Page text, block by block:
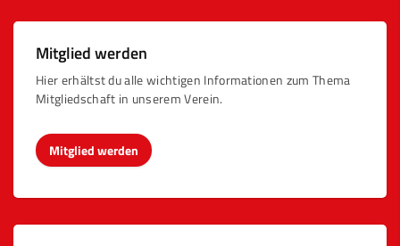
Mitglied werden
Hier erhältst du alle wichtigen Informationen zum Thema
Mitgliedschaft in unserem Verein.
Mitglied werden